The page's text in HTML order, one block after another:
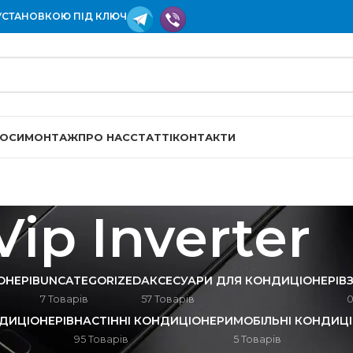
УСТАНОВКОЮ ПІД КЛЮЧ
МОНТАЖПРО НАССТАТТІКОНТАКТИ
Inverter
UNCATEGORIZED
7 Товарів
АКСЕСУАРИ ДЛЯ КОНДИЦІОНЕРІВ
57 Товарів
НАСТІННІ КОНДИЦІОНЕРИ
95 Товарів
МОБІЛЬНІ
5 Товарів